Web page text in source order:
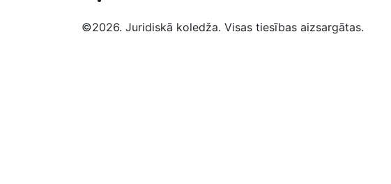
©2026. Juridiskā koledža. Visas tiesības aizsargātas.